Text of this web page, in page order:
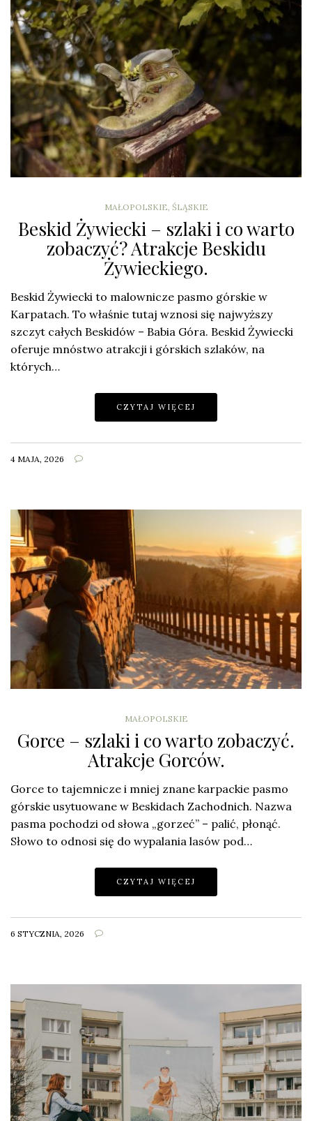
MAŁOPOLSKIE, ŚLĄSKIE
Beskid Żywiecki – szlaki i co warto
zobaczyć? Atrakcje Beskidu
Żywieckiego.
Beskid Żywiecki to malownicze pasmo górskie w
Karpatach. To właśnie tutaj wznosi się najwyższy
szczyt całych Beskidów – Babia Góra. Beskid Żywiecki
oferuje mnóstwo atrakcji i górskich szlaków, na
których…
CZYTAJ WIĘCEJ
4 MAJA, 2026
MAŁOPOLSKIE
Gorce – szlaki i co warto zobaczyć.
Atrakcje Gorców.
Gorce to tajemnicze i mniej znane karpackie pasmo
górskie usytuowane w Beskidach Zachodnich. Nazwa
pasma pochodzi od słowa „gorzeć” – palić, płonąć.
Słowo to odnosi się do wypalania lasów pod…
CZYTAJ WIĘCEJ
6 STYCZNIA, 2026